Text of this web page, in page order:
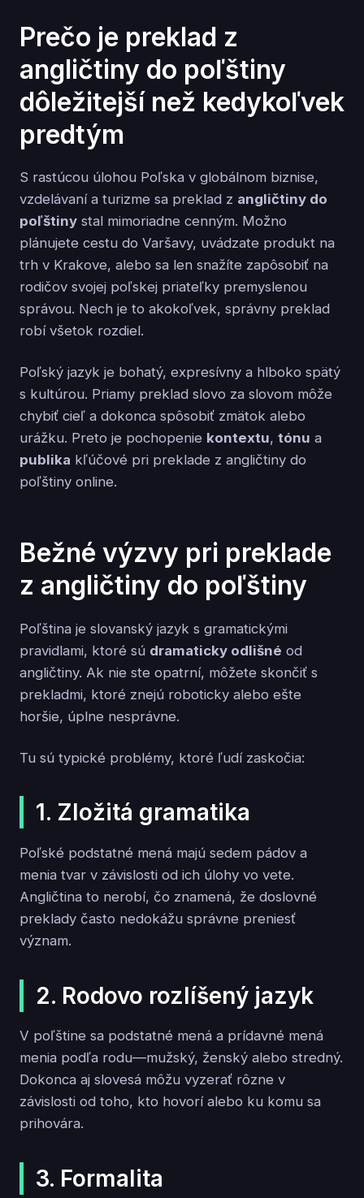
Prečo je preklad z
angličtiny do poľštiny
dôležitejší než kedykoľvek
predtým
S rastúcou úlohou Poľska v globálnom biznise,
vzdelávaní a turizme sa preklad z angličtiny do
poľštiny stal mimoriadne cenným. Možno
plánujete cestu do Varšavy, uvádzate produkt na
trh v Krakove, alebo sa len snažíte zapôsobiť na
rodičov svojej poľskej priateľky premyslenou
správou. Nech je to akokoľvek, správny preklad
robí všetok rozdiel.
Poľský jazyk je bohatý, expresívny a hlboko spätý
s kultúrou. Priamy preklad slovo za slovom môže
chybiť cieľ a dokonca spôsobiť zmätok alebo
urážku. Preto je pochopenie kontextu, tónu a
publika kľúčové pri preklade z angličtiny do
poľštiny online.
Bežné výzvy pri preklade
z angličtiny do poľštiny
Poľština je slovanský jazyk s gramatickými
pravidlami, ktoré sú dramaticky odlišné od
angličtiny. Ak nie ste opatrní, môžete skončiť s
prekladmi, ktoré znejú roboticky alebo ešte
horšie, úplne nesprávne.
Tu sú typické problémy, ktoré ľudí zaskočia:
1. Zložitá gramatika
Poľské podstatné mená majú sedem pádov a
menia tvar v závislosti od ich úlohy vo vete.
Angličtina to nerobí, čo znamená, že doslovné
preklady často nedokážu správne preniesť
význam.
2. Rodovo rozlíšený jazyk
V poľštine sa podstatné mená a prídavné mená
menia podľa rodu—mužský, ženský alebo stredný.
Dokonca aj slovesá môžu vyzerať rôzne v
závislosti od toho, kto hovorí alebo ku komu sa
prihovára.
3. Formalita